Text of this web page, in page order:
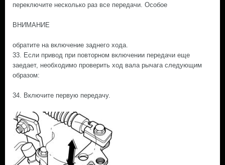
переключите несколько раз все передачи. Особое
ВНИМАНИЕ
обратите на включение заднего хода.
33. Если привод при повторном включении передачи еще
заедает, необходимо проверить ход вала рычага следующим
образом:
34. Включите первую передачу.